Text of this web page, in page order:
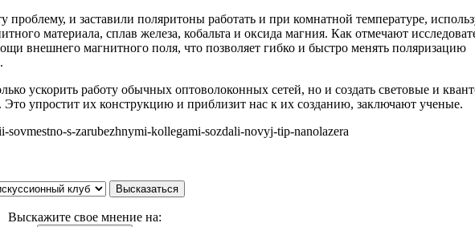
и заставили поляритоны работать и при комнатной температуре,
материала, сплав железа, кобальта и оксида магния. Как отмечают
внешнего магнитного поля, что позволяет гибко и быстро менять поляризацию
ускорить работу обычных оптоволоконных сетей, но и создать световые и
упростит их конструкцию и приблизит нас к их созданию, заключают ученые.
s-zarubezhnymi-kollegami-sozdali-novyj-tip-nanolazera
Выскажите свое мнение на: